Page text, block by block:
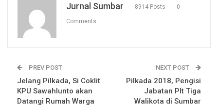
Jurnal Sumbar 8914 Posts 0
Comments
PREV POST
Jelang Pilkada, Si Coklit
KPU Sawahlunto akan
Datangi Rumah Warga
NEXT POST
Pilkada 2018, Pengisi
Jabatan Plt Tiga
Walikota di Sumbar